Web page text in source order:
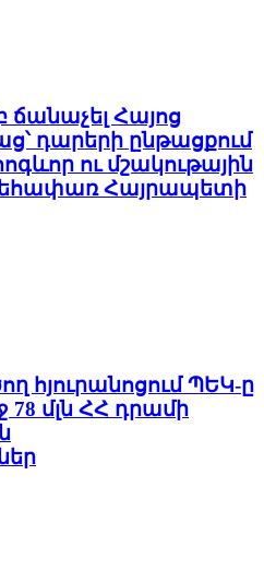
ճանաչել Հայոց
դարերի ընթացքում
ու մշակութային
Հայրապետի
հյուրանոցում ՊԵԿ-ը
78 մլն ՀՀ դրամի